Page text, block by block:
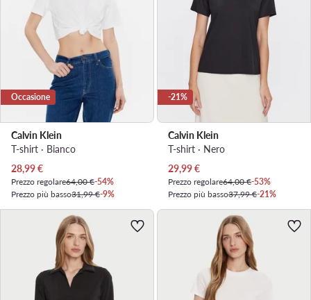
Occasione
Calvin Klein
T-shirt · Bianco
Prezzo attuale
28,99€
Prezzo regolare64,00 €-54%
Prezzo più basso31,99 €-9%
-21%
Calvin Klein
T-shirt · Nero
Prezzo attuale
29,99€
Prezzo regolare64,00 €-53%
Prezzo più basso37,99 €-21%